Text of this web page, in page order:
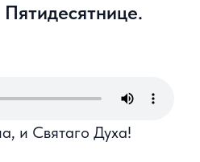
и Святаго Духа!